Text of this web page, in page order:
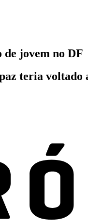
de jovem no DF
teria